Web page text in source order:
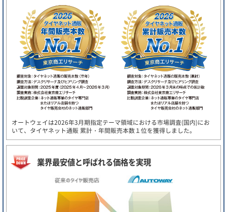
オートウェイは2026年3月期指定テーマ領域における市場調査(国内)にお
いて、タイヤネット通販 累計・年間販売本数１位を獲得しました。
業界最安値と呼ばれる価格を実現